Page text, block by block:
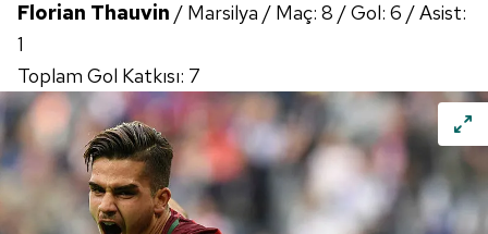
Florian Thauvin / Marsilya / Maç: 8 / Gol: 6 / Asist:
1
Toplam Gol Katkısı: 7